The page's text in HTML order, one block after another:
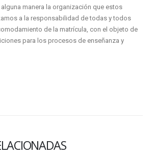
manera la organización que estos
a la responsabilidad de todas y todos
de la matrícula, con el objeto de
para los procesos de enseñanza y